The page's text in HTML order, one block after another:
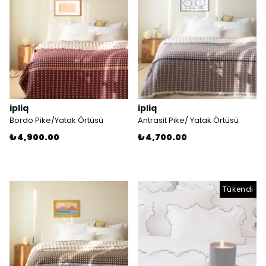
ipliq
Bordo Pike/Yatak Örtüsü
₺ 4,900.00
ipliq
Antrasit Pike/ Yatak Örtüsü
₺ 4,700.00
Tükendi